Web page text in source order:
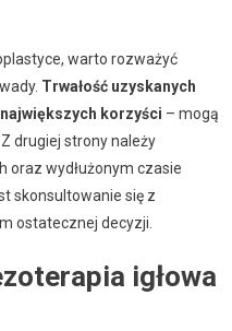
warto rozważyć
Trwałość uzyskanych
korzyści – mogą
drugiej strony należy
oraz wydłużonym czasie
skonsultowanie się z
ostatecznej decyzji.
igłowa